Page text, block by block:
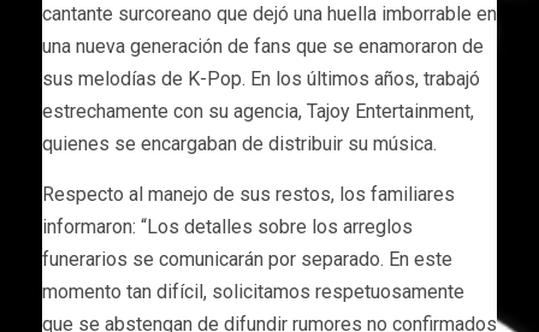
cantante surcoreano que dejó una huella imborrable en
una nueva generación de fans que se enamoraron de
sus melodías de K-Pop. En los últimos años, trabajó
estrechamente con su agencia, Tajoy Entertainment,
quienes se encargaban de distribuir su música.
Respecto al manejo de sus restos, los familiares
informaron: “Los detalles sobre los arreglos
funerarios se comunicarán por separado. En este
momento tan difícil, solicitamos respetuosamente
que se abstengan de difundir rumores no confirmados